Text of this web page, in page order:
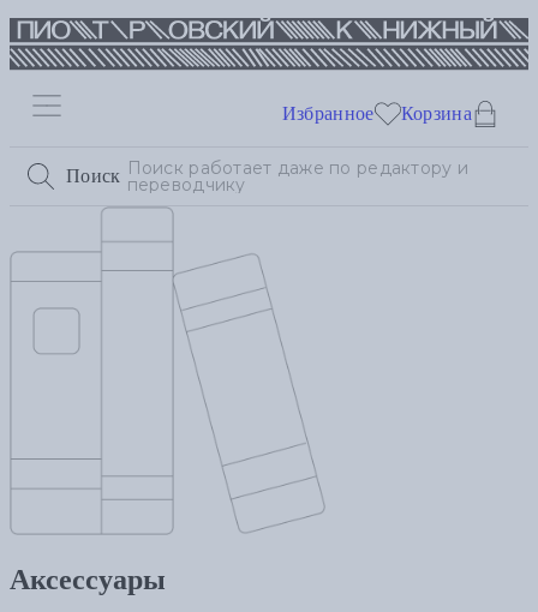
Поиск
Избранное Корзина
Аксессуары